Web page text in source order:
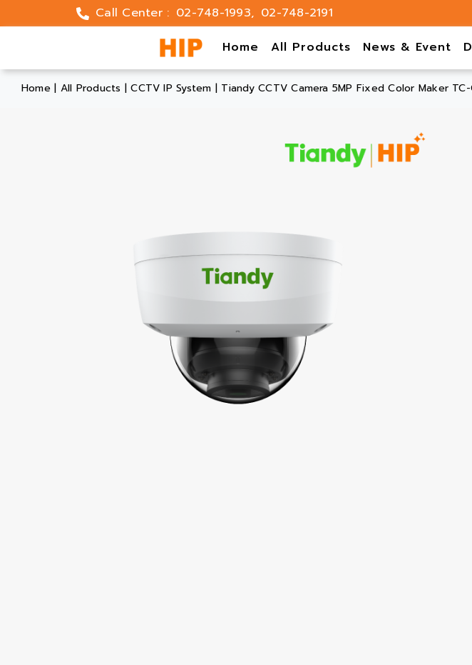
to
Call Center : 02-748-1993, 02-748-2191
Home
All Products News & Event
Home| All Products |CCTV IP System | Tiandy CCTV Camera 5MP Fixed Color Maker TC-